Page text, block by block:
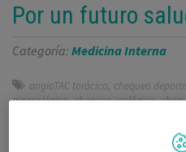
Por un futuro
Categoría: Medicina Interna
angioTAC torácico, chequeo
ginecológico,chequeo urológico,
scanner